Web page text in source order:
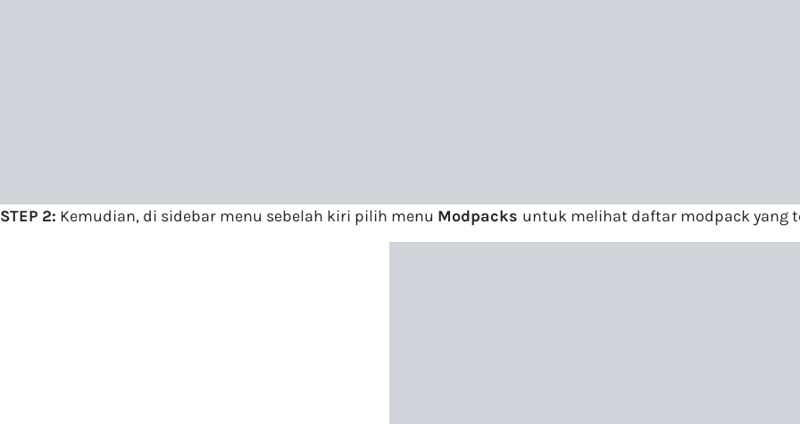
STEP 2: Kemudian, di sidebar menu sebelah kiri pilih menu Modpacks untuk melihat daftar modpack yang